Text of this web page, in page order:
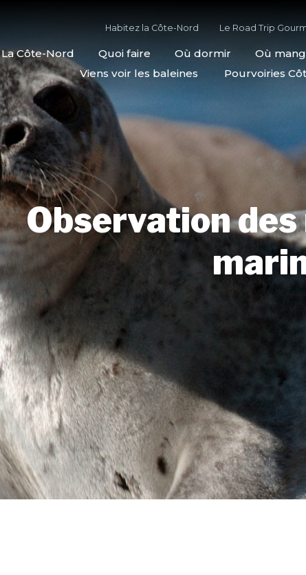
Habitez la Côte-Nord Le Road Trip
La Côte-Nord Quoi faire Où dormir Où
Viens voir les baleines
Pourvoiries
Observation